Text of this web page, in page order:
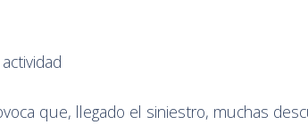
que, llegado el siniestro, muchas